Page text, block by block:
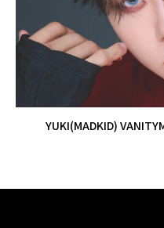
YUKI(MADKID)